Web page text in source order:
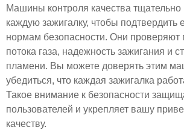
Машины контроля качества
каждую зажигалку, чтобы подтвердить
нормам безопасности. Они проверяют
потока газа, надежность зажигания и
пламени. Вы можете доверять этим
убедиться, что каждая зажигалка
Такое внимание к безопасности
пользователей и укрепляет вашу
качеству.